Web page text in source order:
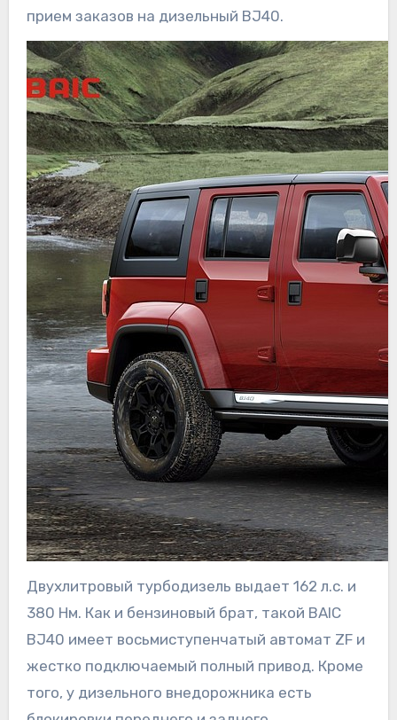
прием заказов на дизельный BJ40.
Двухлитровый турбодизель выдает 162 л.с. и
380 Нм. Как и бензиновый брат, такой BAIC
BJ40 имеет восьмиступенчатый автомат ZF и
жестко подключаемый полный привод. Кроме
того, у дизельного внедорожника есть